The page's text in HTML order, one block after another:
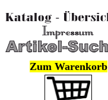
Zum Warenkorb